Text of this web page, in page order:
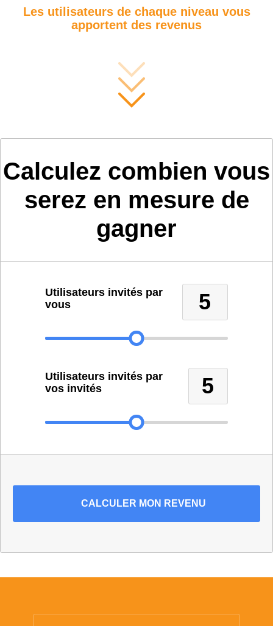
Les utilisateurs de chaque niveau vous
apportent des revenus
Calculez combien vous
serez en mesure de
gagner
Utilisateurs invités par
vous
5
Utilisateurs invités par
vos invités
5
CALCULER MON REVENU